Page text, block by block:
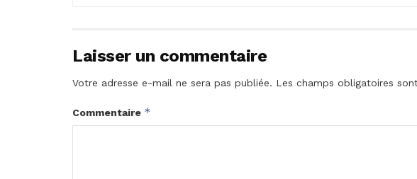
Laisser un commentaire
Votre adresse e-mail ne sera pas publiée. Les champs obligatoires
Commentaire *